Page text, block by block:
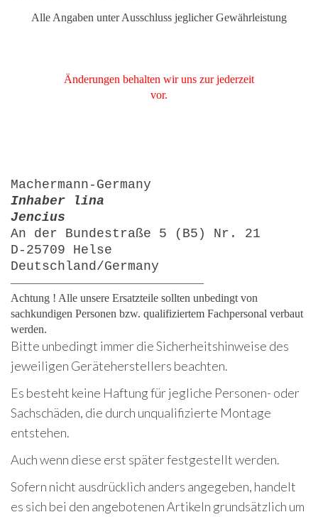
Alle Angaben unter Ausschluss jeglicher Gewährleistung
Änderungen behalten wir uns zur jederzeit
vor.
Machermann-Germany
Inhaber lina
Jencius
An der Bundestraße 5 (B5) Nr. 21
D-25709 Helse
Deutschland/Germany
—————————————————
Achtung ! Alle unsere Ersatzteile sollten unbedingt von
sachkundigen Personen bzw. qualifiziertem Fachpersonal verbaut
werden.
Bitte unbedingt immer die Sicherheitshinweise des
jeweiligen Geräteherstellers beachten.
Es besteht keine Haftung für jegliche Personen- oder
Sachschäden, die durch unqualifizierte Montage
entstehen.
Auch wenn diese erst später festgestellt werden.
Sofern nicht ausdrücklich anders angegeben, handelt
es sich bei den angebotenen Artikeln grundsätzlich um